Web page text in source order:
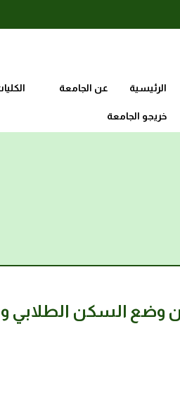
الرئيسية عن الجامعة
خريجو الجامعة
وضع السكن الطلابي